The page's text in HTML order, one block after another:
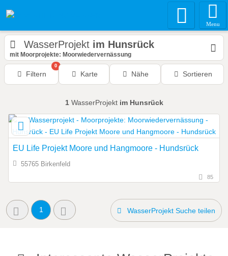
Menu
WasserProjekt im Hunsrück
mit Moorprojekte: Moorwiedervernässung
Filtern
0
Karte Nähe Sortieren
1WasserProjekt im Hunsrück
EU Life Projekt Moore und Hangmoore - Hundsrück
55765 Birkenfeld
85
1 WasserProjekt Suche teilen